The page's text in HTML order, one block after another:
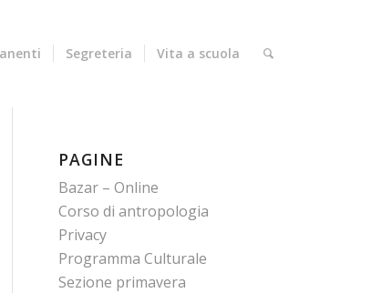
Segreteria Vita a scuola
PAGINE
Bazar – Online
Corso di antropologia
Privacy
Programma Culturale
Sezione primavera